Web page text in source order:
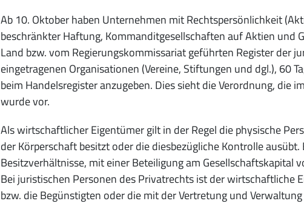
Ab 10. Oktober haben Unternehmen mit Rechtspersönlichkeit
beschränkter Haftung, Kommanditgesellschaften auf Aktien und
Land bzw. vom Regierungskommissariat geführten Register der
eingetragenen Organisationen (Vereine, Stiftungen und dgl.), 60
beim Handelsregister anzugeben. Dies sieht die Verordnung,
wurde vor.
Als wirtschaftlicher Eigentümer gilt in der Regel die physische
der Körperschaft besitzt oder die diesbezügliche Kontrolle
Besitzverhältnisse, mit einer Beteiligung am Gesellschaftskapital
Bei juristischen Personen des Privatrechts ist der wirtschaftliche
bzw. die Begünstigten oder die mit der Vertretung und